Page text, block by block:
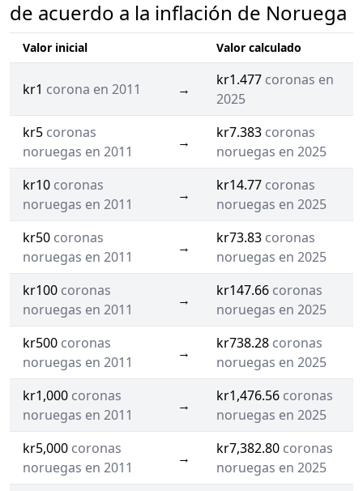
de acuerdo a la inflación de Noruega
Valor inicial Valor calculado
kr1 corona en 2011 →
kr1.477 coronas en
2025
kr5 coronas
noruegas en 2011
→
kr7.383 coronas
noruegas en 2025
kr10 coronas
noruegas en 2011
→
kr14.77 coronas
noruegas en 2025
kr50 coronas
noruegas en 2011
→
kr73.83 coronas
noruegas en 2025
kr100 coronas
noruegas en 2011
→
kr147.66 coronas
noruegas en 2025
kr500 coronas
noruegas en 2011
→
kr738.28 coronas
noruegas en 2025
kr1,000 coronas
noruegas en 2011
→
kr1,476.56 coronas
noruegas en 2025
kr5,000 coronas
noruegas en 2011
→
kr7,382.80 coronas
noruegas en 2025